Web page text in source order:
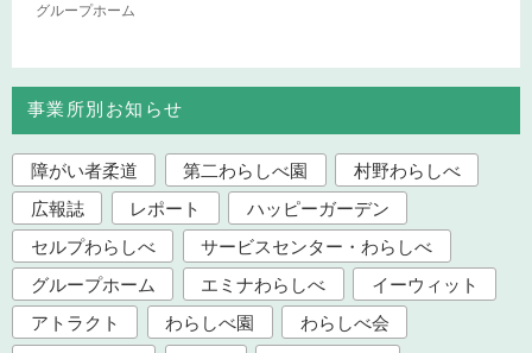
グループホーム
事業所別お知らせ
障がい者柔道 第二わらしべ園
村野わらしべ
広報誌
レポート
ハッピーガーデン
セルプわらしべ
サービスセンター・わらしべ
グループホーム
エミナわらしべ
イーウィット
アトラクト
わらしべ園
わらしべ会